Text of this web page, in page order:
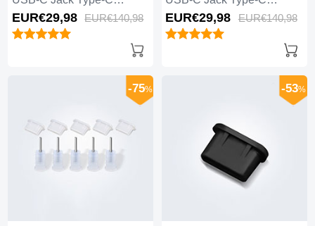
Universel 10PCS H01 pour
Apple iPhone 15 Plus Noir
EUR€29,98 EUR€140,98
Universel 10PCS pour
Apple iPhone 15 Plus Noir
EUR€29,98 EUR€140,98
-75% -53%